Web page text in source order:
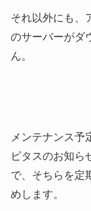
それ以外にも、
のサーバーがダ
ん。
メンテナンス予
ピタスのお知ら
で、そちらを定
めします。